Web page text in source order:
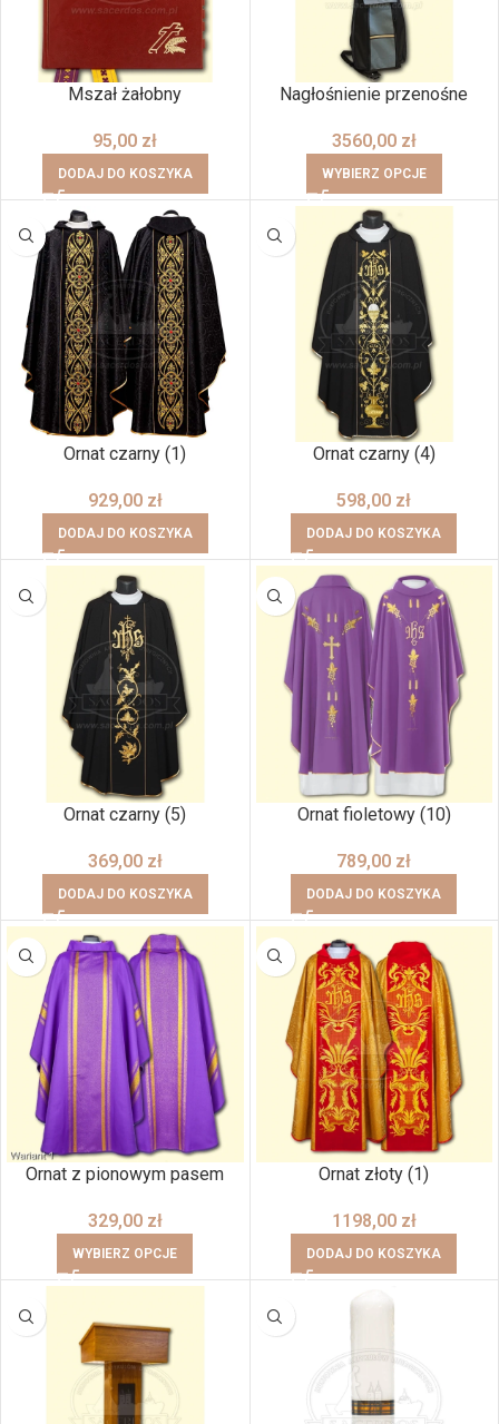
Mszał żałobny
95,00 zł
DODAJ DO KOSZYKA
Nagłośnienie przenośne
3560,00 zł
WYBIERZ OPCJE
Ornat czarny (1)
929,00 zł
DODAJ DO KOSZYKA
Ornat czarny (4)
598,00 zł
DODAJ DO KOSZYKA
Ornat czarny (5)
369,00 zł
DODAJ DO KOSZYKA
Ornat fioletowy (10)
789,00 zł
DODAJ DO KOSZYKA
Ornat z pionowym pasem
329,00 zł
WYBIERZ OPCJE
Ornat złoty (1)
1198,00 zł
DODAJ DO KOSZYKA
BRAK